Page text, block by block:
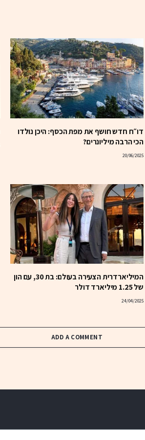
דו״ח חדש חושף את מפת הכסף: היכן נולדו
הכי הרבה מיליונרים?
20/06/2025
המיליארדרית הצעירה בעולם: בת 30, עם הון
של 1.25 מיליארד דולר
24/04/2025
ADD A COMMENT